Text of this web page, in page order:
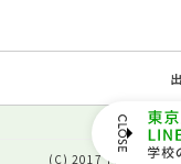
(C) 2017 The Second